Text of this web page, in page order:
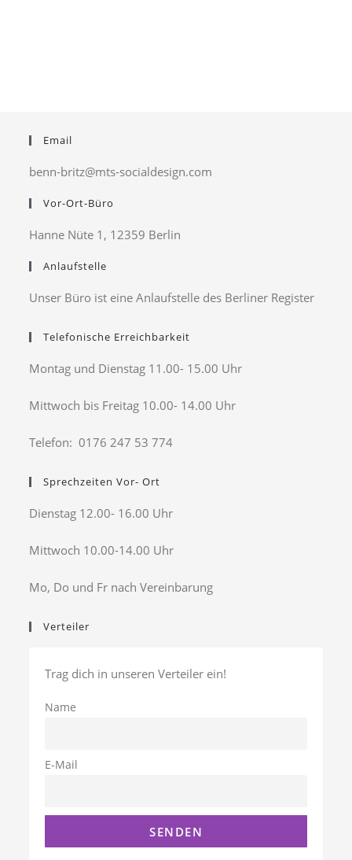
Email
benn-britz@mts-socialdesign.com
Vor-Ort-Büro
Hanne Nüte 1, 12359 Berlin
Anlaufstelle
Unser Büro ist eine Anlaufstelle des Berliner Register
Telefonische Erreichbarkeit
Montag und Dienstag 11.00- 15.00 Uhr
Mittwoch bis Freitag 10.00- 14.00 Uhr
Telefon: 0176 247 53 774
Sprechzeiten Vor- Ort
Dienstag 12.00- 16.00 Uhr
Mittwoch 10.00-14.00 Uhr
Mo, Do und Fr nach Vereinbarung
Verteiler
Trag dich in unseren Verteiler ein!
Name
E-Mail